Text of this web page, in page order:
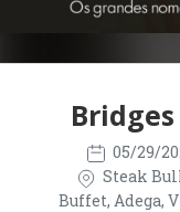
05/29/
Steak
Buffet, Adega,